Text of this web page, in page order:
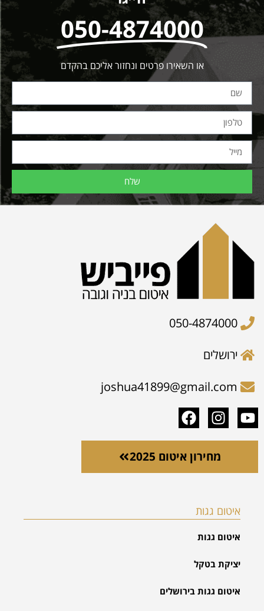
050-4874000
או השאירו פרטים ונחזור אליכם בהקדם
שלח
050-4874000
ירושלים
joshua41899@gmail.com
מחירון איטום 2025
איטום גגות
איטום גגות
יציקת בטקל
איטום גגות בירושלים